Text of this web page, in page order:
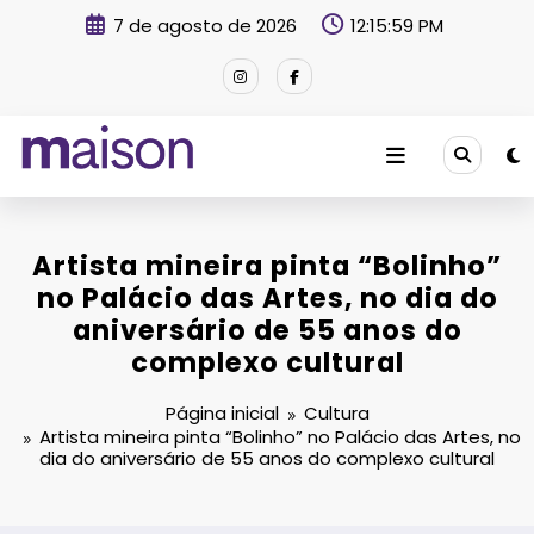
7 de agosto de 2026 12:16:00 PM
Revista Maison
Artista mineira pinta “Bolinho”
no Palácio das Artes, no dia do
aniversário de 55 anos do
complexo cultural
Página inicial
Cultura
Artista mineira pinta “Bolinho” no Palácio das Artes, no
dia do aniversário de 55 anos do complexo cultural